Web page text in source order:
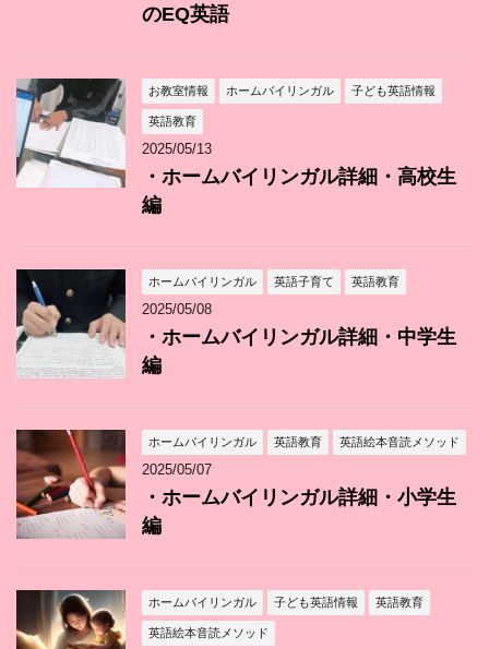
のEQ英語
お教室情報 ホームバイリンガル 子ども英語情報
英語教育
2025/05/13
・ホームバイリンガル詳細・高校生
編
ホームバイリンガル 英語子育て 英語教育
2025/05/08
・ホームバイリンガル詳細・中学生
編
ホームバイリンガル 英語教育 英語絵本音読メソッド
2025/05/07
・ホームバイリンガル詳細・小学生
編
ホームバイリンガル 子ども英語情報 英語教育
英語絵本音読メソッド